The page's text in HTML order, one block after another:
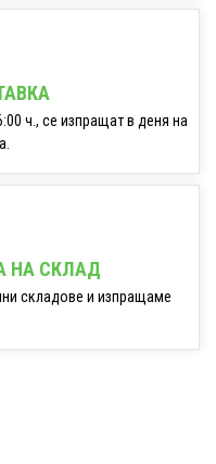
ч., се изпращат в деня на
НА СКЛАД
складове и изпращаме